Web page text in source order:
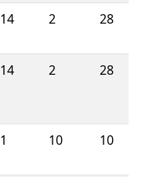
14 2 28
14 2 28
1 10 10